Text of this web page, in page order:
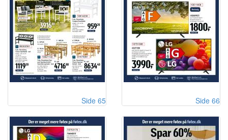
Side 65 Side 66